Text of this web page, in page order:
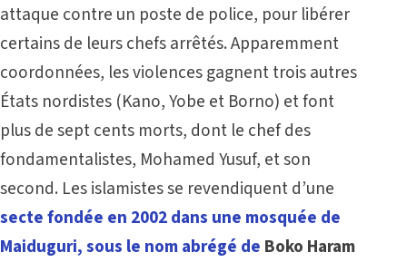
attaque contre un poste de police, pour libérer
certains de leurs chefs arrêtés. Apparemment
coordonnées, les violences gagnent trois autres
États nordistes (Kano, Yobe et Borno) et font
plus de sept cents morts, dont le chef des
fondamentalistes, Mohamed Yusuf, et son
second. Les islamistes se revendiquent d’une
secte fondée en 2002 dans une mosquée de
Maiduguri, sous le nom abrégé de Boko Haram